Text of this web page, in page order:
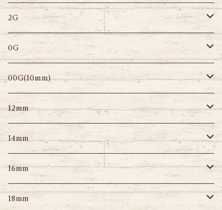
スパイラル
変形ピアス
セグメントリング
ニップルピアス
スクランパー
フェイクプラグ
パーツ
サーキュラー
スパイラル
セグメント
変形ピアス
ニップルピアス
パーツ
セグメントリング
サーキュラーバーベル
パーツ
バナナバーベル
セグメントリング
プラグ
パーツ
ラブレット
セグメントリング
プラグ
トンネル
アイレット
エキスパンダー
パーツ
ストレートバーベル
トンネル
プラグ
アイレット
エキスパンダー
パーツ
キャプティブリング
ストレートバーベル
サーキュラー
トンネル
プラグ
アイレット
エキスパンダー
2G
トンネル
プラグ
アイレット
エキスパンダー
パーツ
0G
トンネル
プラグ
アイレット
エキスパンダー
パーツ
00G(10mm)
トンネル
プラグ
アイレット
エキスパンダー
12mm
トンネル
プラグ
アイレット
14mm
トンネル
プラグ
16mm
トンネル
18mm